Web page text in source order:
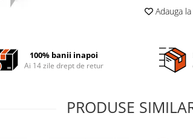
Adauga
100% banii inapoi
Ai 14 zile drept de retur
PRODUSE